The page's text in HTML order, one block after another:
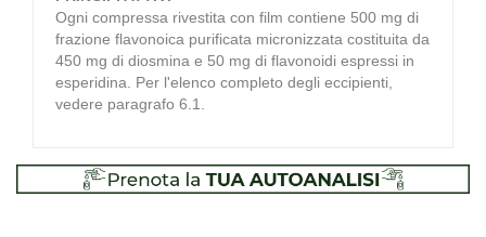
Ogni compressa rivestita con film contiene 500 mg di
frazione flavonoica purificata micronizzata costituita da
450 mg di diosmina e 50 mg di flavonoidi espressi in
esperidina. Per l'elenco completo degli eccipienti,
vedere paragrafo 6.1.